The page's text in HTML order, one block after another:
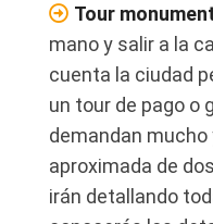
Tour
mano y salir a la
cuenta la ciudad
un tour de pago o
demandan
aproximada de
irán detallando